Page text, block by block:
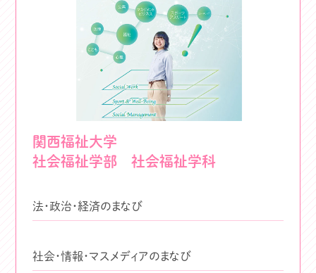
関西福祉大学
社会福祉学部 社会福祉学科
法・政治・経済のまなび
社会・情報・マスメディアのまなび